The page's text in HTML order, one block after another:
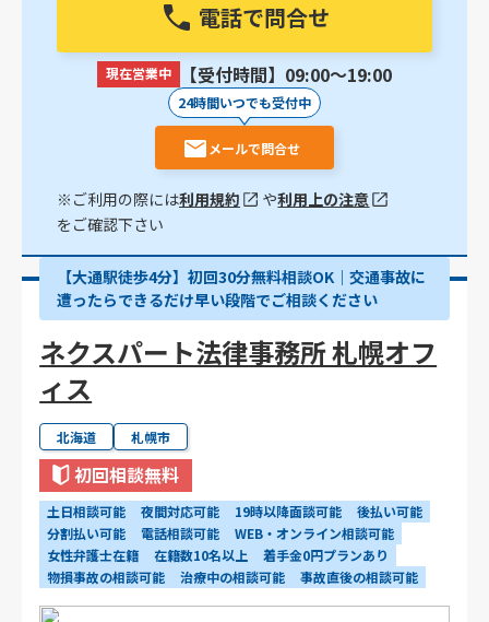
電話で問合せ
現在営業中 【受付時間】09:00〜19:00
24時間いつでも受付中
メールで問合せ
※ご利用の際には利用規約 や利用上の注意
をご確認下さい
【大通駅徒歩4分】初回30分無料相談OK｜交通事故に
遭ったらできるだけ早い段階でご相談ください
ネクスパート法律事務所 札幌オフ
ィス
北海道 札幌市
初回相談無料
土日相談可能 夜間対応可能 19時以降面談可能
後払い可能
分割払い可能
電話相談可能
WEB・オンライン相談可能
女性弁護士在籍
在籍数10名以上
着手金0円プランあり
物損事故の相談可能
治療中の相談可能 事故直後の相談可能